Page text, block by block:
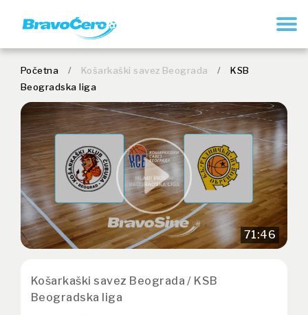
Početna / Košarkaški savez Beograda /
KSB
Beogradska liga
71:46
Košarkaški savez Beograda / KSB
Beogradska liga